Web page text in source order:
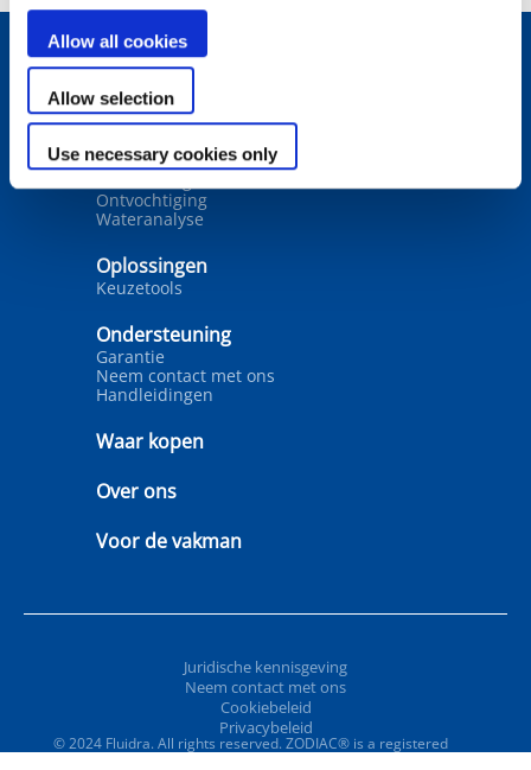
Allow all cookies
Allow selection
Use necessary cookies only
Producten
Robotreinigers
Waterbehandeling
Ontvochtiging
Wateranalyse
Oplossingen
Keuzetools
Ondersteuning
Garantie
Neem contact met ons
Handleidingen
Waar kopen
Over ons
Voor de vakman
Juridische kennisgeving
Neem contact met ons
Cookiebeleid
Privacybeleid
© 2024 Fluidra. All rights reserved. ZODIAC® is a registered
trademark of Zodiac International, S.A.S.U., used under license.